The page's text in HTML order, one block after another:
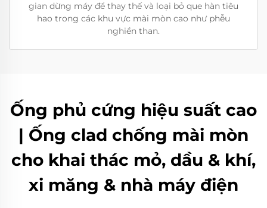
gian dừng máy để thay thế và loại bỏ que hàn tiêu
hao trong các khu vực mài mòn cao như phễu
nghiền than.
Ống phủ cứng hiệu suất cao
| Ống clad chống mài mòn
cho khai thác mỏ, dầu & khí,
xi măng & nhà máy điện